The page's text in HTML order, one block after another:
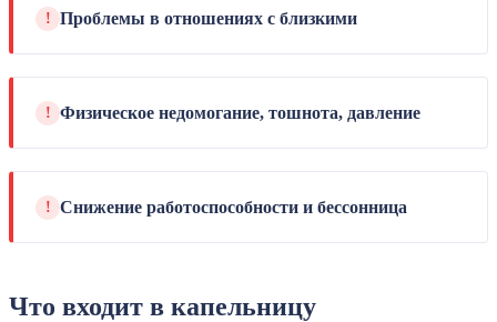
! Проблемы в отношениях с близкими
! Физическое недомогание, тошнота, давление
! Снижение работоспособности и бессонница
Что входит в капельницу